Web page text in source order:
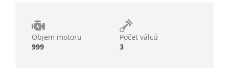
Objem motoru
999
Počet válců
3